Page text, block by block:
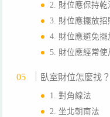
2. 財位應保持乾
3. 財位應擺放招
4. 財位應避免擺
5. 財位應經常使
臥室財位怎麼找
1. 對角線法
2. 坐北朝南法